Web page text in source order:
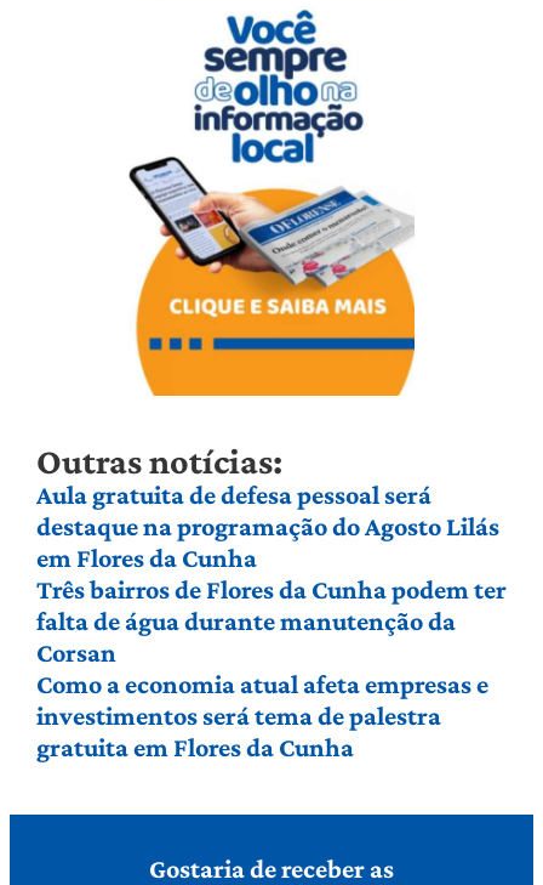
Outras notícias:
Aula gratuita de defesa pessoal será
destaque na programação do Agosto Lilás
em Flores da Cunha
Três bairros de Flores da Cunha podem ter
falta de água durante manutenção da
Corsan
Como a economia atual afeta empresas e
investimentos será tema de palestra
gratuita em Flores da Cunha
Gostaria de receber as